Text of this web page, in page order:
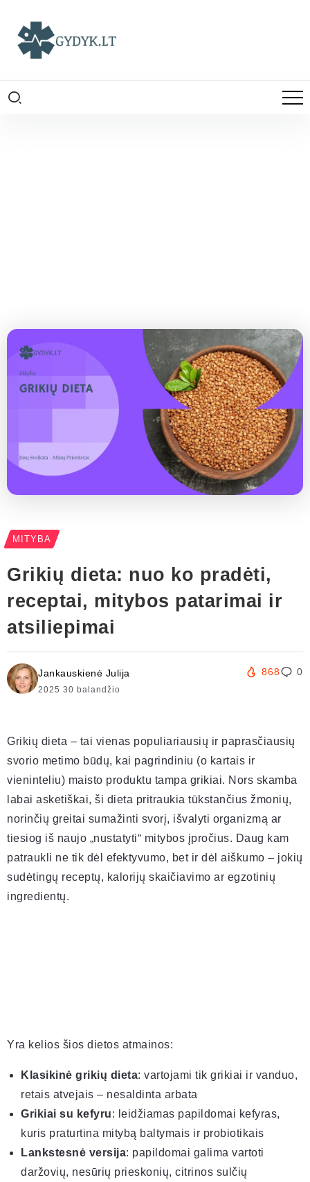
MITYBA
Grikių dieta: nuo ko pradėti,
receptai, mitybos patarimai ir
atsiliepimai
Jankauskienė Julija
2025 30 balandžio
868 0
Grikių dieta – tai vienas populiariausių ir paprasčiausių
svorio metimo būdų, kai pagrindiniu (o kartais ir
vieninteliu) maisto produktu tampa grikiai. Nors skamba
labai asketiškai, ši dieta pritraukia tūkstančius žmonių,
norinčių greitai sumažinti svorį, išvalyti organizmą ar
tiesiog iš naujo „nustatyti“ mitybos įpročius. Daug kam
patraukli ne tik dėl efektyvumo, bet ir dėl aiškumo – jokių
sudėtingų receptų, kalorijų skaičiavimo ar egzotinių
ingredientų.
Yra kelios šios dietos atmainos:
Klasikinė grikių dieta: vartojami tik grikiai ir vanduo,
retais atvejais – nesaldinta arbata
Grikiai su kefyru: leidžiamas papildomai kefyras,
kuris praturtina mitybą baltymais ir probiotikais
Lankstesnė versija: papildomai galima vartoti
daržovių, nesūrių prieskonių, citrinos sulčių